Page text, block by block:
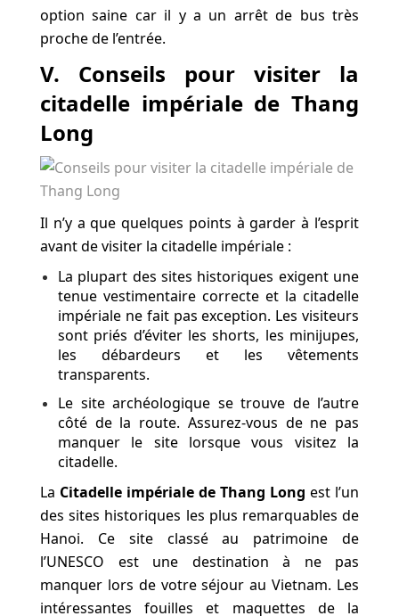
option saine car il y a un arrêt de bus très
proche de l’entrée.
V. Conseils pour visiter la
citadelle impériale de Thang
Long
Il n’y a que quelques points à garder à l’esprit
avant de visiter la citadelle impériale :
La plupart des sites historiques exigent une
tenue vestimentaire correcte et la citadelle
impériale ne fait pas exception. Les visiteurs
sont priés d’éviter les shorts, les minijupes,
les débardeurs et les vêtements
transparents.
Le site archéologique se trouve de l’autre
côté de la route. Assurez-vous de ne pas
manquer le site lorsque vous visitez la
citadelle.
La Citadelle impériale de Thang Long est l’un
des sites historiques les plus remarquables de
Hanoi. Ce site classé au patrimoine de
l’UNESCO est une destination à ne pas
manquer lors de votre séjour au Vietnam. Les
intéressantes fouilles et maquettes de la